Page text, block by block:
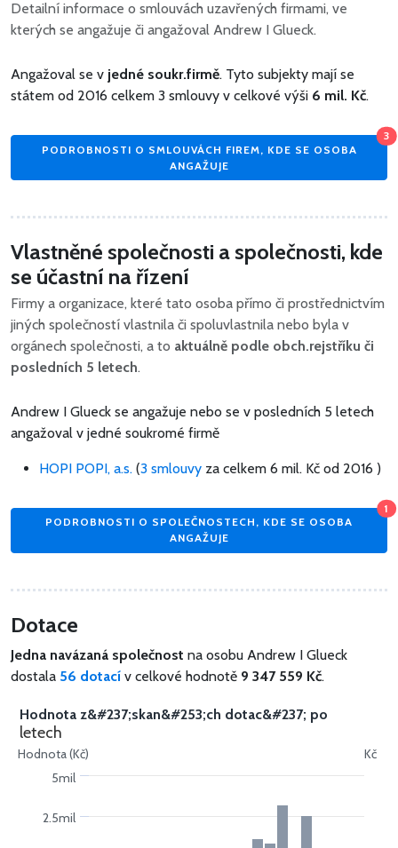
Detailní informace o smlouvách uzavřených firmami, ve
kterých se angažuje či angažoval Andrew I Glueck.
Angažoval se v jedné soukr.firmě. Tyto subjekty mají se
státem od 2016 celkem 3 smlouvy v celkové výši 6 mil. Kč.
PODROBNOSTI O SMLOUVÁCH FIREM, KDE SE OSOBA
ANGAŽUJE
3
Vlastněné společnosti a společnosti, kde
se účastní na řízení
Firmy a organizace, které tato osoba přímo či prostřednictvím
jiných společností vlastnila či spoluvlastnila nebo byla v
orgánech společnosti, a to aktuálně podle obch.rejstříku či
posledních 5 letech.
Andrew I Glueck se angažuje nebo se v posledních 5 letech
angažoval v jedné soukromé firmě
HOPI POPI, a.s. (3 smlouvy za celkem 6 mil. Kč od 2016 )
PODROBNOSTI O SPOLEČNOSTECH, KDE SE OSOBA
ANGAŽUJE
1
Dotace
Jedna navázaná společnost na osobu Andrew I Glueck
dostala 56 dotací v celkové hodnotě 9 347 559 Kč.
Hodnota (Kč) Kč
Hodnota z&#237;skan&#253;ch dotac&#237; po
letech
2.5mil
5mil